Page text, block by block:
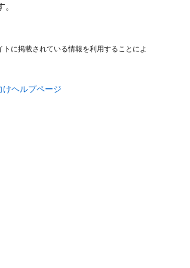
に掲載されている情報を利用することによ
けヘルプページ